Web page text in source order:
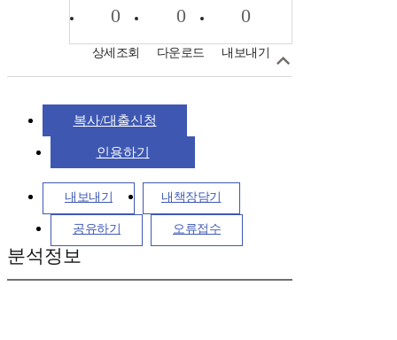
0
상세조회
0
다운로드
0
내보내기
복사/대출신청
인용하기
내보내기 내책장담기
공유하기 오류접수
분석정보